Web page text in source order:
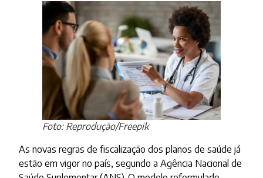
Foto: Reprodução/Freepik
As novas regras de fiscalização dos planos de saúde já
estão em vigor no país, segundo a Agência Nacional de